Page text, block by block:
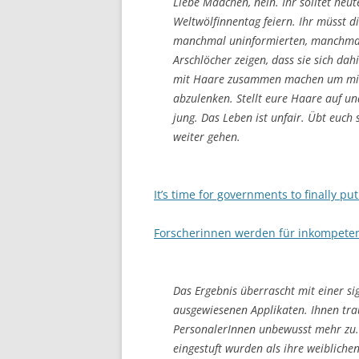
Weltwölfinnentag feiern. Ihr müsst
manchmal uninformierten,
Arschlöcher zeigen, dass sie sich
mit Haare zusammen machen um
abzulenken. Stellt eure Haare auf
jung. Das Leben ist unfair. Übt euch
weiter gehen.
It’s time for governments to finally
Forscherinnen werden für
Das Ergebnis überrascht mit einer
ausgewiesenen Applikaten. Ihnen
PersonalerInnen unbewusst mehr
eingestuft wurden als ihre